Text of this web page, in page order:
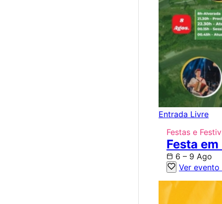
Entrada Livre
Festas e
Festa
6 – 9 Ago
Ver